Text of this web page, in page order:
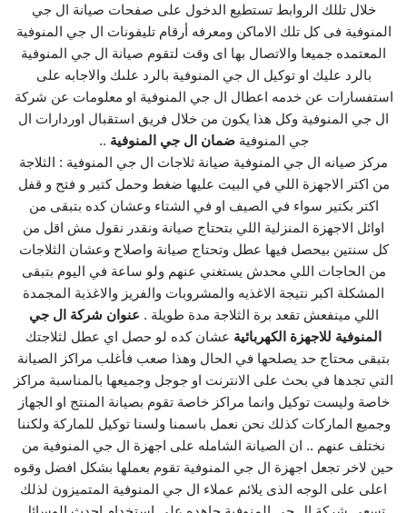
خلال تللك الروابط تستطيع الدخول على صفحات صيانة ال جي
المنوفية فى كل تلك الاماكن ومعرفه أرقام تليفونات ال جي المنوفية
المعتمده جميعا والاتصال بها اى وقت لتقوم صيانة ال جي المنوفية
بالرد عليك او توكيل ال جي المنوفية بالرد علىك والاجابه على
استفسارات عن خدمه اعطال ال جي المنوفية او معلومات عن شركة
ال جي المنوفية وكل هذا يكون من خلال فريق استقبال اوردارات ال
جي المنوفيةضمان ال جي المنوفية ..
مركز صيانه ال جي المنوفية صيانة ثلاجات ال جي المنوفية : الثلاجة
من اكتر الاجهزة اللي في البيت عليها ضغط وحمل كتير و فتح و قفل
اكتر بكتير سواء في الصيف او في الشتاء وعشان كده بتبقى من
اوائل الاجهزة المنزلية اللي بتحتاج صيانة ونقدر نقول مش اقل من
كل سنتين بيحصل فيها عطل وتحتاج صيانة واصلاح وعشان الثلاجات
من الحاجات اللي محدش يستغني عنهم ولو ساعة في اليوم بتبقى
المشكلة اكبر نتيجة الاغذيه والمشروبات والفريز والاغذية المجمدة
اللي مينفعش تقعد برة الثلاجة مدة طويلة . عنوان شركة ال جي
المنوفية للاجهزة الكهربائية عشان كده لو حصل اي عطل لثلاجتك
بتبقى محتاج حد يصلحها في الحال وهذا صعب فأغلب مراكز الصيانة
التي تجدها في بحث على الانترنت او جوجل وجميعها بالمناسبة مراكز
خاصة وليست توكيل وانما مراكز خاصة تقوم بصيانة المنتج او الجهاز
وجميع الماركات كذلك نحن نعمل باسمنا ولسنا توكيل للماركة ولكننا
نختلف عنهم .. ان الصيانة الشامله على اجهزة ال جي المنوفية من
حين لاخر تجعل اجهزة ال جي المنوفية تقوم بعملها بشكل افضل وقوه
اعلى على الوجه الذى يلائم عملاء ال جي المنوفية المتميزون لذلك